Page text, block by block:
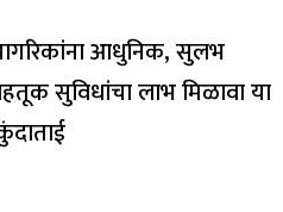
आधुनिक, सुलभ
सुविधांचा लाभ मिळावा या